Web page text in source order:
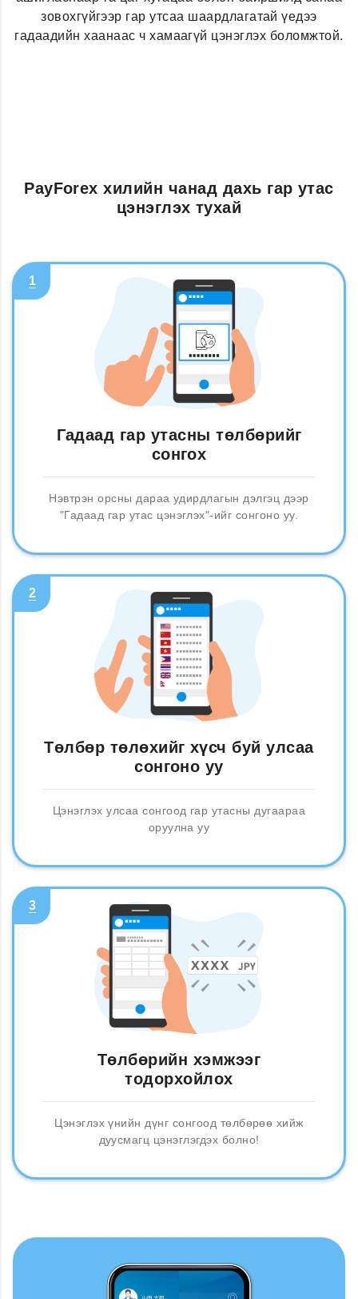
зовохгүйгээр гар утсаа шаардлагатай үедээ
гадаадийн хаанаас ч хамаагүй цэнэглэх боломжтой.
PayForex хилийн чанад дахь гар утас
цэнэглэх тухай
1
Гадаад гар утасны төлбөрийг
сонгох
Нэвтрэн орсны дараа удирдлагын дэлгэц дээр
"Гадаад гар утас цэнэглэх"-ийг сонгоно уу.
2
Төлбөр төлөхийг хүсч буй улсаа
сонгоно уу
Цэнэглэх улсаа сонгоод гар утасны дугаараа
оруулна уу
3
Төлбөрийн хэмжээг
тодорхойлох
Цэнэглэх үнийн дүнг сонгоод төлбөрөө хийж
дуусмагц цэнэглэгдэх болно!